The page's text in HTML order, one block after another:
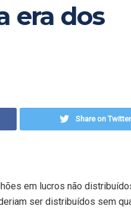
era dos
Share on Twitter
em lucros não
ser distribuídos sem